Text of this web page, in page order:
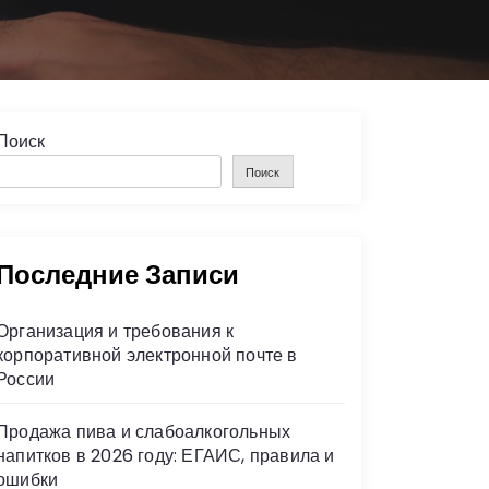
Поиск
Записи
и требования к
электронной почте в
пива и слабоалкогольных
в 2026 году: ЕГАИС, правила и